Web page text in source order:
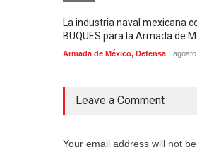
La industria naval mexicana
BUQUES para la Armada de
Armada de México, Defensa
Leave a Comment
Your email address will not be